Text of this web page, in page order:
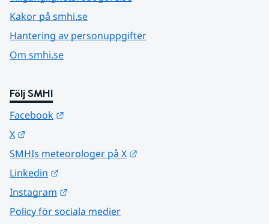
Kakor på smhi.se
Hantering av personuppgifter
Om smhi.se
Följ SMHI
Facebook
X
SMHIs meteorologer på X
Linkedin
Instagram
Policy för sociala medier